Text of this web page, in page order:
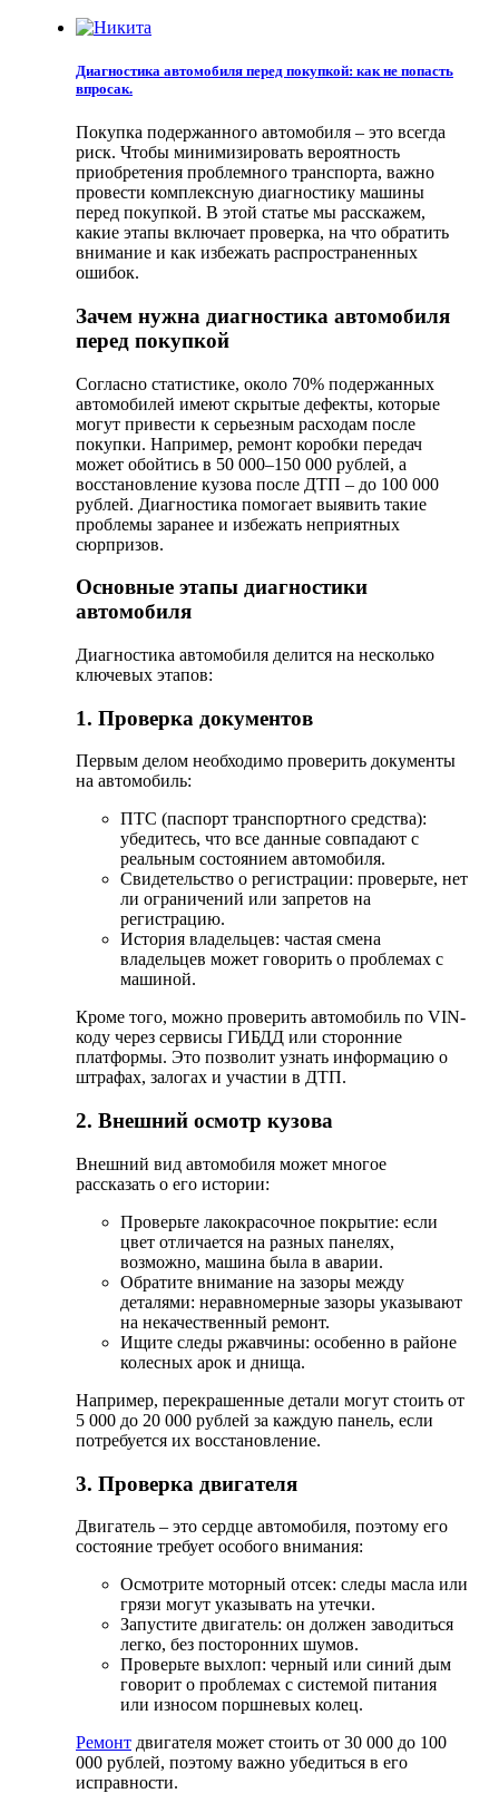
Диагностика автомобиля перед покупкой: как не попасть
впросак.
Покупка подержанного автомобиля – это всегда
риск. Чтобы минимизировать вероятность
приобретения проблемного транспорта, важно
провести комплексную диагностику машины
перед покупкой. В этой статье мы расскажем,
какие этапы включает проверка, на что обратить
внимание и как избежать распространенных
ошибок.
Зачем нужна диагностика автомобиля
перед покупкой
Согласно статистике, около 70% подержанных
автомобилей имеют скрытые дефекты, которые
могут привести к серьезным расходам после
покупки. Например, ремонт коробки передач
может обойтись в 50 000–150 000 рублей, а
восстановление кузова после ДТП – до 100 000
рублей. Диагностика помогает выявить такие
проблемы заранее и избежать неприятных
сюрпризов.
Основные этапы диагностики
автомобиля
Диагностика автомобиля делится на несколько
ключевых этапов:
1. Проверка документов
Первым делом необходимо проверить документы
на автомобиль:
ПТС (паспорт транспортного средства):
убедитесь, что все данные совпадают с
реальным состоянием автомобиля.
Свидетельство о регистрации: проверьте, нет
ли ограничений или запретов на
регистрацию.
История владельцев: частая смена
владельцев может говорить о проблемах с
машиной.
Кроме того, можно проверить автомобиль по VIN-
коду через сервисы ГИБДД или сторонние
платформы. Это позволит узнать информацию о
штрафах, залогах и участии в ДТП.
2. Внешний осмотр кузова
Внешний вид автомобиля может многое
рассказать о его истории:
Проверьте лакокрасочное покрытие: если
цвет отличается на разных панелях,
возможно, машина была в аварии.
Обратите внимание на зазоры между
деталями: неравномерные зазоры указывают
на некачественный ремонт.
Ищите следы ржавчины: особенно в районе
колесных арок и днища.
Например, перекрашенные детали могут стоить от
5 000 до 20 000 рублей за каждую панель, если
потребуется их восстановление.
3. Проверка двигателя
Двигатель – это сердце автомобиля, поэтому его
состояние требует особого внимания:
Осмотрите моторный отсек: следы масла или
грязи могут указывать на утечки.
Запустите двигатель: он должен заводиться
легко, без посторонних шумов.
Проверьте выхлоп: черный или синий дым
говорит о проблемах с системой питания
или износом поршневых колец.
Ремонт двигателя может стоить от 30 000 до 100
000 рублей, поэтому важно убедиться в его
исправности.